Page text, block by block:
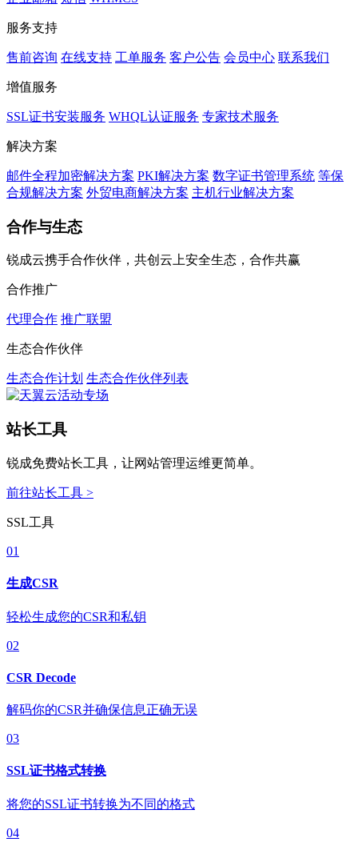
服务支持
售前咨询 在线支持 工单服务 客户公告 会员中心 联系我们
增值服务
SSL证书安装服务 WHQL认证服务 专家技术服务
解决方案
邮件全程加密解决方案 PKI解决方案 数字证书管理系统 等保
合规解决方案 外贸电商解决方案 主机行业解决方案
合作与生态
锐成云携手合作伙伴，共创云上安全生态，合作共赢
合作推广
代理合作 推广联盟
生态合作伙伴
生态合作计划 生态合作伙伴列表
站长工具
锐成免费站长工具，让网站管理运维更简单。
前往站长工具 >
SSL工具
01
生成CSR
轻松生成您的CSR和私钥
02
CSR Decode
解码你的CSR并确保信息正确无误
03
SSL证书格式转换
将您的SSL证书转换为不同的格式
04